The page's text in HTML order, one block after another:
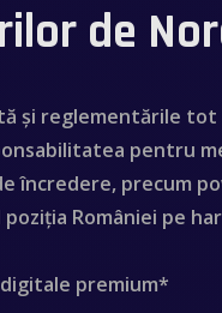
de
și reglementările
pentru
precum
României pe
premium*